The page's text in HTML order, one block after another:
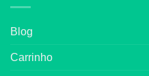
Blog
Carrinho